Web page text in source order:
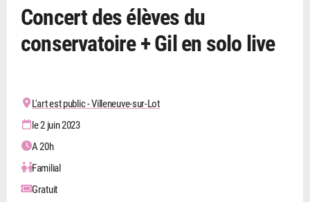
Concert des élèves du
conservatoire + Gil en solo live
L'art est public - Villeneuve-sur-Lot
le 2 juin 2023
A 20h
Familial
Gratuit